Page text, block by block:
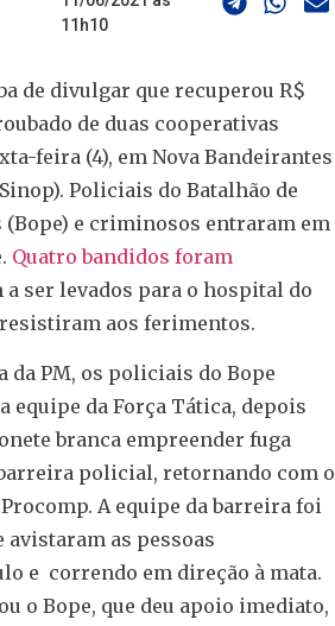
11h10
de divulgar que recuperou R$
de duas cooperativas
feira (4), em Nova Bandeirantes
Policiais do Batalhão de
(Bope) e criminosos entraram em
Quatro bandidos foram
a ser levados para o hospital do
aos ferimentos.
da PM, os policiais do Bope
equipe da Força Tática, depois
branca empreender fuga
policial, retornando com o
A equipe da barreira foi
avistaram as pessoas
e correndo em direção à mata.
o Bope, que deu apoio imediato,